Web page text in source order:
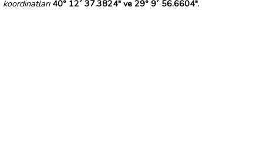
koordinatları 40° 12´ 37.3824" ve 29° 9´ 56.6604".